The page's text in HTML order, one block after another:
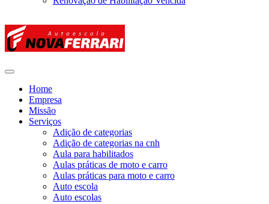
Home
Empresa
Missão
Serviços
Adição de categorias
Adição de categorias na cnh
Aula para habilitados
Aulas práticas de moto e carro
Aulas práticas para moto e carro
Auto escola
Auto escolas